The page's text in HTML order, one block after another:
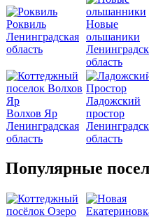
Роквиль
Ленинградская
область
Новые
ольшаники
область
Волхов Яр
Ленинградская
область
Ладожский
простор
область
Популярные